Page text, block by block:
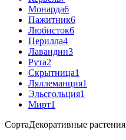
Монарда6
Пажитник6
Любисток6
Перилла4
Лавандин3
Рута2
Скрытница1
Ляллеманция1
Эльсгольция1
Мирт1
СортаДекоративные растения